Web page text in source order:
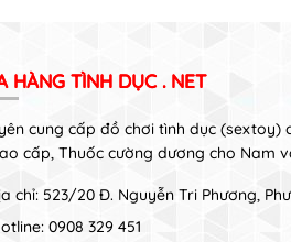
HÀNG TÌNH DỤC . NET
cung cấp đồ chơi tình dục (sextoy)
cấp, Thuốc cường dương cho Nam
chỉ: 523/20 Đ. Nguyễn Tri Phương,
0908 329 451